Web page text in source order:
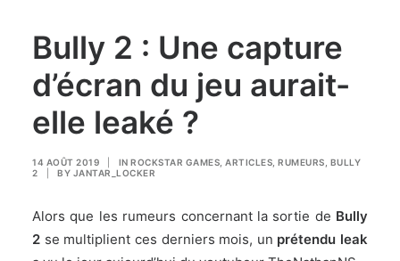
Bully 2 : Une capture
d’écran du jeu aurait-
elle leaké ?
14 AOÛT 2019 IN ROCKSTAR GAMES ARTICLES RUMEURS BULLY
2
BY JANTAR_LOCKER
Alors que les rumeurs concernant la sortie de Bully
2 se multiplient ces derniers mois, un prétendu leak